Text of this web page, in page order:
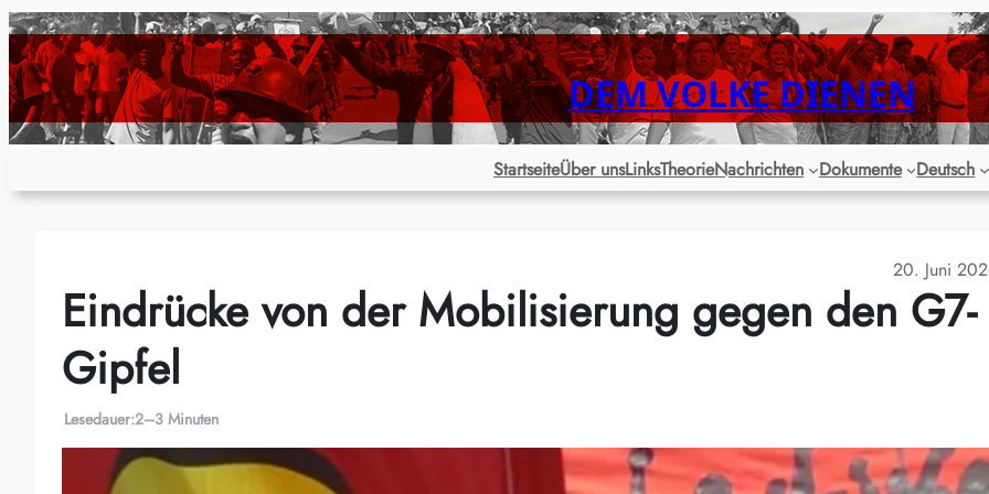
Zum
Inhalt
springen
DEM VOLKE DIENEN
StartseiteÜber unsLinksTheorieNachrichten Dokumente Deutsch
20. Juni
Eindrücke von der Mobilisierung gegen den G7-
Gipfel
Lesedauer:2–3 Minuten